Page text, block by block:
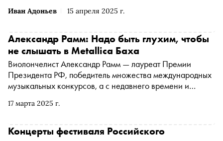
Иван Адоньев 15 апреля 2025 г.
17 марта 2025 г.
Александр Рамм: Надо быть глухим, чтобы
не слышать в Metallica Баха
Виолончелист Александр Рамм — лауреат Премии
Президента РФ, победитель множества международных
музыкальных конкурсов, а с недавнего времени и
врожденном слухе, неудачном опыте с виолончелью
Концерты фестиваля Российского